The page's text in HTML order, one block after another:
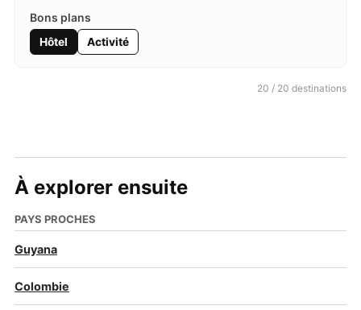
Hôtel Activité
20 / 20 destinations
À explorer ensuite
PAYS PROCHES
Guyana
Colombie